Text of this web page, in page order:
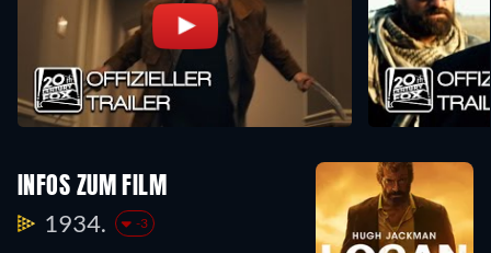
INFOS ZUM FILM
1934. -3